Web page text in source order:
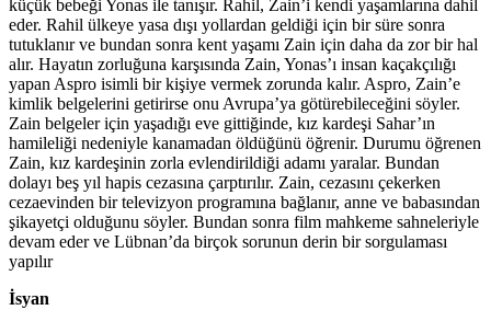
küçük bebeği Yonas ile tanışır. Rahil, Zain’i kendi yaşamlarına dahil
eder. Rahil ülkeye yasa dışı yollardan geldiği için bir süre sonra
tutuklanır ve bundan sonra kent yaşamı Zain için daha da zor bir hal
alır. Hayatın zorluğuna karşısında Zain, Yonas’ı insan kaçakçılığı
yapan Aspro isimli bir kişiye vermek zorunda kalır. Aspro, Zain’e
kimlik belgelerini getirirse onu Avrupa’ya götürebileceğini söyler.
Zain belgeler için yaşadığı eve gittiğinde, kız kardeşi Sahar’ın
hamileliği nedeniyle kanamadan öldüğünü öğrenir. Durumu öğrenen
Zain, kız kardeşinin zorla evlendirildiği adamı yaralar. Bundan
dolayı beş yıl hapis cezasına çarptırılır. Zain, cezasını çekerken
cezaevinden bir televizyon programına bağlanır, anne ve babasından
şikayetçi olduğunu söyler. Bundan sonra film mahkeme sahneleriyle
devam eder ve Lübnan’da birçok sorunun derin bir sorgulaması
yapılır
İsyan